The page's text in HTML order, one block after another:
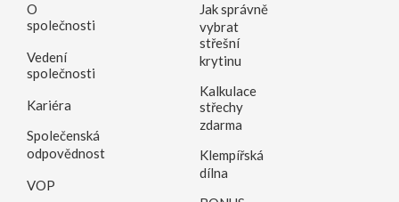
O
společnosti
Vedení
společnosti
Kariéra
Společenská
odpovědnost
VOP
Jak správně
vybrat
střešní
krytinu
Kalkulace
střechy
zdarma
Klempířská
dílna